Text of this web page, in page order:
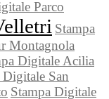
Parco
Stampa
Montagnola
Digitale Acilia
Digitale San
Stampa Digitale